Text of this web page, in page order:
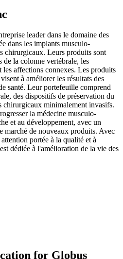
leader dans le domaine des
dans les implants musculo-
chirurgicaux. Leurs produits sont
de la colonne vertébrale, les
les affections connexes. Les produits
à améliorer les résultats des
santé. Leur portefeuille comprend
des dispositifs de préservation du
chirurgicaux minimalement invasifs.
la médecine musculo-
et au développement, avec un
marché de nouveaux produits. Avec
portée à la qualité et à
dédiée à l'amélioration de la vie des
for Globus